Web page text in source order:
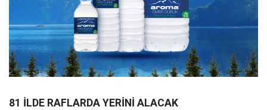
81 İLDE RAFLARDA YERİNİ ALACAK